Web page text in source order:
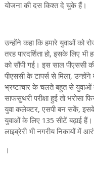
योजना की दस किश्त दे चुके हैं।
उन्होंने कहा कि हमारे युवाओं को
तरह पारदर्शिता हो, इसके लिए भी
को सौंपी गई। इस साल पीएससी
पीएससी के टापर्स से मिला,
भ्रष्टाचार के चलते बहुत से युवाओं
साफसुथरी परीक्षा हुई तो
युवा कलेक्टर, एसपी बन सकें,
युवाओं के लिए 135 सीटें बढ़ाई
लाइब्रेरी भी नगरीय निकायों में
।